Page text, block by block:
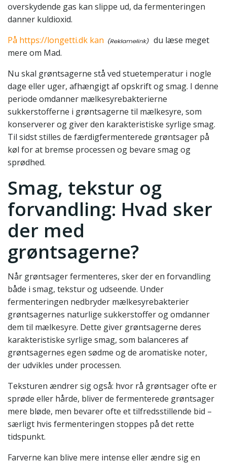
overskydende gas kan slippe ud, da fermenteringen
danner kuldioxid.
På https://longetti.dk kan
du læse meget
mere om Mad.
Nu skal grøntsagerne stå ved stuetemperatur i nogle
dage eller uger, afhængigt af opskrift og smag. I denne
periode omdanner mælkesyrebakterierne
sukkerstofferne i grøntsagerne til mælkesyre, som
konserverer og giver den karakteristiske syrlige smag.
Til sidst stilles de færdigfermenterede grøntsager på
køl for at bremse processen og bevare smag og
sprødhed.
Smag, tekstur og
forvandling: Hvad sker
der med
grøntsagerne?
Når grøntsager fermenteres, sker der en forvandling
både i smag, tekstur og udseende. Under
fermenteringen nedbryder mælkesyrebakterier
grøntsagernes naturlige sukkerstoffer og omdanner
dem til mælkesyre. Dette giver grøntsagerne deres
karakteristiske syrlige smag, som balanceres af
grøntsagernes egen sødme og de aromatiske noter,
der udvikles under processen.
Teksturen ændrer sig også: hvor rå grøntsager ofte er
sprøde eller hårde, bliver de fermenterede grøntsager
mere bløde, men bevarer ofte et tilfredsstillende bid –
særligt hvis fermenteringen stoppes på det rette
tidspunkt.
Farverne kan blive mere intense eller ændre sig en